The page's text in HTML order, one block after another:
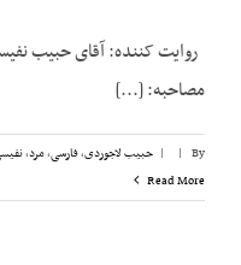
مصاحبه: [...]
By
|
| حبیب لاجوردی,فارسی,مرد,
Read More